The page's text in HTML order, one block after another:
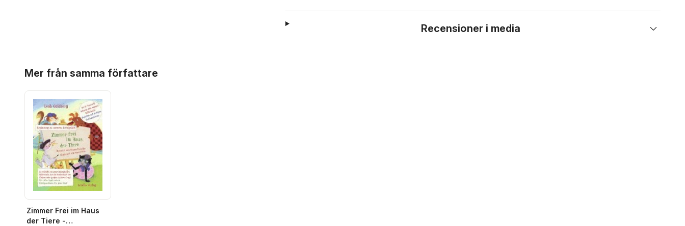
Recensioner i media
Mer från samma författare
Zimmer Frei im Haus
der Tiere -